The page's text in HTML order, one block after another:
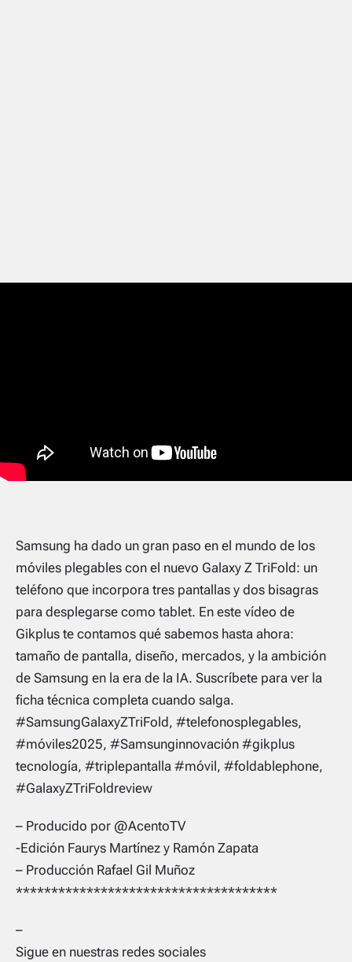
Samsung ha dado un gran paso en el mundo de los
móviles plegables con el nuevo Galaxy Z TriFold: un
teléfono que incorpora tres pantallas y dos bisagras
para desplegarse como tablet. En este vídeo de
Gikplus te contamos qué sabemos hasta ahora:
tamaño de pantalla, diseño, mercados, y la ambición
de Samsung en la era de la IA. Suscríbete para ver la
ficha técnica completa cuando salga.
#SamsungGalaxyZTriFold, #telefonosplegables,
#móviles2025, #Samsunginnovación #gikplus
tecnología, #triplepantalla #móvil, #foldablephone,
#GalaxyZTriFoldreview
– Producido por @AcentoTV
-Edición Faurys Martínez y Ramón Zapata
– Producción Rafael Gil Muñoz
*************************************
–
Sigue en nuestras redes sociales